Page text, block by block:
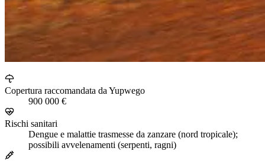
Copertura raccomandata da Yupwego
900 000 €
Rischi sanitari
Dengue e malattie trasmesse da zanzare (nord tropicale);
possibili avvelenamenti (serpenti, ragni)